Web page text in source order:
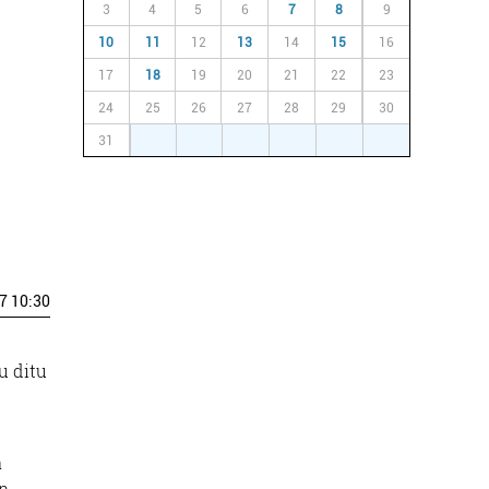
10:30
ditu
3 4 5 6 7 8 9
10 11 12 13 14 15 16
17 18 19 20 21 22 23
24 25 26 27 28 29 30
31